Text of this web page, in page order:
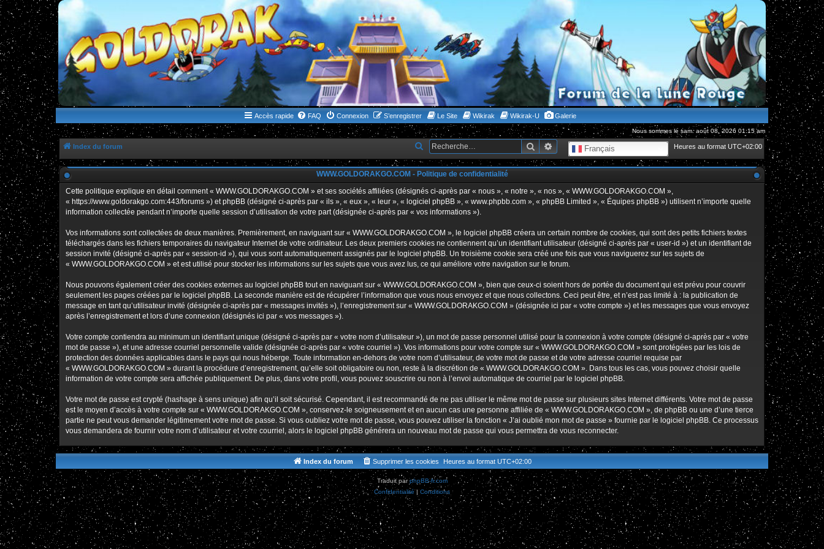
WWW.GOLDORAKGO.COM
le site de la Lune Rouge
Accès rapide FAQ Connexion S’enregistrer Le Site Wikirak Wikirak-U Galerie
Nous sommes le sam. août 08, 2026 01:15 am
Index du forum Heures au format UTC+02:00
Français
RechercherRecherche avancée
e
c
h
e
c
e
WWW.GOLDORAKGO.COM - Politique de confidentialité
Cette politique explique en détail comment « WWW.GOLDORAKGO.COM » et ses sociétés affiliées (désignés ci-après par « nous », « notre », « nos », « WWW.GOLDORAKGO.COM »,
« https://www.goldorakgo.com:443/forums ») et phpBB (désigné ci-après par « ils », « eux », « leur », « logiciel phpBB », « www.phpbb.com », « phpBB Limited », « Équipes phpBB ») utilisent n’importe quelle
information collectée pendant n’importe quelle session d’utilisation de votre part (désignée ci-après par « vos informations »).
Vos informations sont collectées de deux manières. Premièrement, en naviguant sur « WWW.GOLDORAKGO.COM », le logiciel phpBB créera un certain nombre de cookies, qui sont des petits fichiers textes
téléchargés dans les fichiers temporaires du navigateur Internet de votre ordinateur. Les deux premiers cookies ne contiennent qu’un identifiant utilisateur (désigné ci-après par « user-id ») et un identifiant de
session invité (désigné ci-après par « session-id »), qui vous sont automatiquement assignés par le logiciel phpBB. Un troisième cookie sera créé une fois que vous naviguerez sur les sujets de
« WWW.GOLDORAKGO.COM » et est utilisé pour stocker les informations sur les sujets que vous avez lus, ce qui améliore votre navigation sur le forum.
Nous pouvons également créer des cookies externes au logiciel phpBB tout en naviguant sur « WWW.GOLDORAKGO.COM », bien que ceux-ci soient hors de portée du document qui est prévu pour couvrir
seulement les pages créées par le logiciel phpBB. La seconde manière est de récupérer l’information que vous nous envoyez et que nous collectons. Ceci peut être, et n’est pas limité à : la publication de
message en tant qu’utilisateur invité (désignée ci-après par « messages invités »), l’enregistrement sur « WWW.GOLDORAKGO.COM » (désignée ici par « votre compte ») et les messages que vous envoyez
après l’enregistrement et lors d’une connexion (désignés ici par « vos messages »).
Votre compte contiendra au minimum un identifiant unique (désigné ci-après par « votre nom d’utilisateur »), un mot de passe personnel utilisé pour la connexion à votre compte (désigné ci-après par « votre
mot de passe »), et une adresse courriel personnelle valide (désignée ci-après par « votre courriel »). Vos informations pour votre compte sur « WWW.GOLDORAKGO.COM » sont protégées par les lois de
protection des données applicables dans le pays qui nous héberge. Toute information en-dehors de votre nom d’utilisateur, de votre mot de passe et de votre adresse courriel requise par
« WWW.GOLDORAKGO.COM » durant la procédure d’enregistrement, qu’elle soit obligatoire ou non, reste à la discrétion de « WWW.GOLDORAKGO.COM ». Dans tous les cas, vous pouvez choisir quelle
information de votre compte sera affichée publiquement. De plus, dans votre profil, vous pouvez souscrire ou non à l’envoi automatique de courriel par le logiciel phpBB.
Votre mot de passe est crypté (hashage à sens unique) afin qu’il soit sécurisé. Cependant, il est recommandé de ne pas utiliser le même mot de passe sur plusieurs sites Internet différents. Votre mot de passe
est le moyen d’accès à votre compte sur « WWW.GOLDORAKGO.COM », conservez-le soigneusement et en aucun cas une personne affiliée de « WWW.GOLDORAKGO.COM », de phpBB ou une d’une tierce
partie ne peut vous demander légitimement votre mot de passe. Si vous oubliez votre mot de passe, vous pouvez utiliser la fonction « J’ai oublié mon mot de passe » fournie par le logiciel phpBB. Ce processus
vous demandera de fournir votre nom d’utilisateur et votre courriel, alors le logiciel phpBB générera un nouveau mot de passe qui vous permettra de vous reconnecter.
Index du forum Heures au format UTC+02:00
Supprimer les cookies
Traduit parphpBB-fr.com
Confidentialité|Conditions